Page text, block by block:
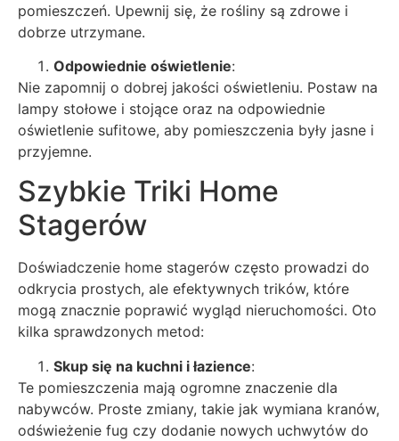
pomieszczeń. Upewnij się, że rośliny są zdrowe i
dobrze utrzymane.
Odpowiednie oświetlenie:
Nie zapomnij o dobrej jakości oświetleniu. Postaw na
lampy stołowe i stojące oraz na odpowiednie
oświetlenie sufitowe, aby pomieszczenia były jasne i
przyjemne.
Szybkie Triki Home
Stagerów
Doświadczenie home stagerów często prowadzi do
odkrycia prostych, ale efektywnych trików, które
mogą znacznie poprawić wygląd nieruchomości. Oto
kilka sprawdzonych metod:
Skup się na kuchni i łazience:
Te pomieszczenia mają ogromne znaczenie dla
nabywców. Proste zmiany, takie jak wymiana kranów,
odświeżenie fug czy dodanie nowych uchwytów do